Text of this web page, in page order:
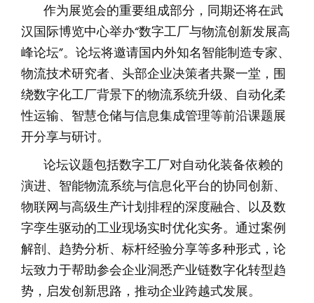
作为展览会的重要组成部分，同期还将在武
汉国际博览中心举办“数字工厂与物流创新发展高
峰论坛”。论坛将邀请国内外知名智能制造专家、
物流技术研究者、头部企业决策者共聚一堂，围
绕数字化工厂背景下的物流系统升级、自动化柔
性运输、智慧仓储与信息集成管理等前沿课题展
开分享与研讨。
论坛议题包括数字工厂对自动化装备依赖的
演进、智能物流系统与信息化平台的协同创新、
物联网与高级生产计划排程的深度融合、以及数
字孪生驱动的工业现场实时优化实务。通过案例
解剖、趋势分析、标杆经验分享等多种形式，论
坛致力于帮助参会企业洞悉产业链数字化转型趋
势，启发创新思路，推动企业跨越式发展。